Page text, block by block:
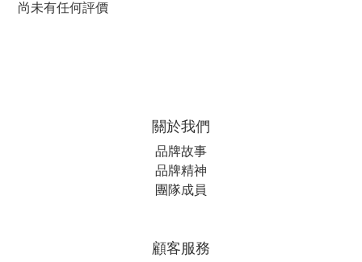
尚未有任何評價
關於我們
品牌故事
品牌精神
團隊成員
顧客服務